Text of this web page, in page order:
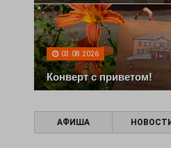
03.08.2026
Конверт с приветом!
АФИША